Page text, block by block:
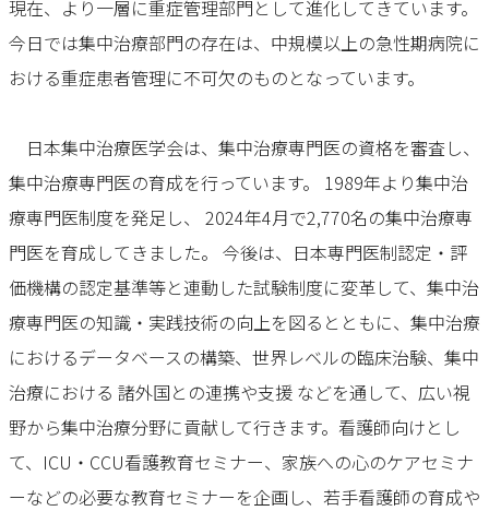
現在、より一層に重症管理部門として進化してきています。
今日では集中治療部門の存在は、中規模以上の急性期病院に
おける重症患者管理に不可欠のものとなっています。
日本集中治療医学会は、集中治療専門医の資格を審査し、
集中治療専門医の育成を行っています。 1989年より集中治
療専門医制度を発足し、 2024年4月で2,770名の集中治療専
門医を育成してきました。 今後は、日本専門医制認定・評
価機構の認定基準等と連動した試験制度に変革して、集中治
療専門医の知識・実践技術の向上を図るとともに、集中治療
におけるデータベースの構築、世界レベルの臨床治験、集中
治療における 諸外国との連携や支援 などを通して、広い視
野から集中治療分野に貢献して行きます。看護師向けとし
て、ICU・CCU看護教育セミナー、家族への心のケアセミナ
ーなどの必要な教育セミナーを企画し、若手看護師の育成や